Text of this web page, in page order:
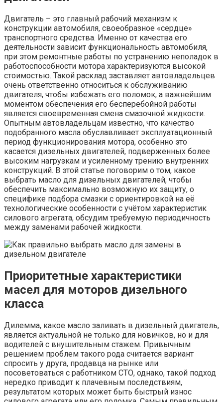
Двигатель – это главный рабочий механизм к
конструкции автомобиля, своеобразное «сердце»
транспортного средства. Именно от качества его
деятельности зависит функциональность автомобиля,
при этом ремонтные работы по устранению неполадок в
работоспособности мотора характеризуются высокой
стоимостью. Такой расклад заставляет автовладельцев
очень ответственно относиться к обслуживанию
двигателя, чтобы избежать его поломок, а важнейшим
моментом обеспечения его бесперебойной работы
является своевременная смена смазочной жидкости.
Опытным автовладельцам известно, что качество
подобранного масла обуславливает эксплуатационный
период функционирования мотора, особенно это
касается дизельных двигателей, подверженных более
высоким нагрузкам и усиленному трению внутренних
конструкций. В этой статье поговорим о том, какое
выбрать масло для дизельных двигателей, чтобы
обеспечить максимально возможную их защиту, о
специфике подбора смазки с ориентировкой на её
технологические особенности с учётом характеристик
силового агрегата, обсудим требуемую периодичность
между заменами рабочей жидкости.
Приоритетные характеристики
масел для моторов дизельного
класса
Дилемма, какое масло заливать в дизельный двигатель,
является актуальной не только для новичков, но и для
водителей с внушительным стажем. Привычным
решением проблем такого рода считается вариант
спросить у друга, продавца на рынке или
посоветоваться с работником СТО, однако, такой подход
нередко приводит к плачевным последствиям,
результатом которых может быть быстрый износ